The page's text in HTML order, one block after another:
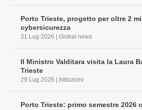
Porto Trieste, progetto per oltre 2
cybersicurezza
31 Lug 2026 |Global news
Il Ministro Valditara visita la Laura
Trieste
29 Lug 2026 Istituzioni
Porto Trieste: primo semestre 2026